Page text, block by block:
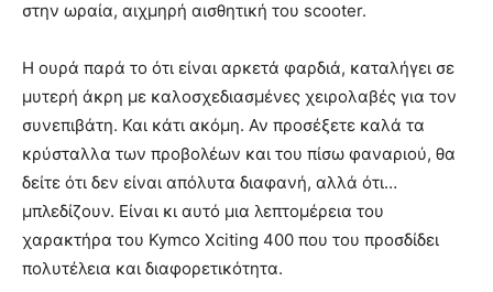
στην ωραία, αιχμηρή αισθητική του scooter.
Η ουρά παρά το ότι είναι αρκετά φαρδιά, καταλήγει σε
μυτερή άκρη με καλοσχεδιασμένες χειρολαβές για τον
συνεπιβάτη. Και κάτι ακόμη. Αν προσέξετε καλά τα
κρύσταλλα των προβολέων και του πίσω φαναριού, θα
δείτε ότι δεν είναι απόλυτα διαφανή, αλλά ότι…
μπλεδίζουν. Είναι κι αυτό μια λεπτομέρεια του
χαρακτήρα του Kymco Xciting 400 που του προσδίδει
πολυτέλεια και διαφορετικότητα.